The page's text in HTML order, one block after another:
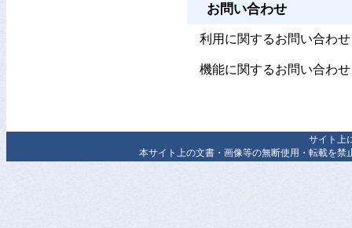
お問い合わせ
利用に関するお問い合わ
機能に関するお問い合わ
サイト上
本サイト上の文書・画像等の無断使用・転載を